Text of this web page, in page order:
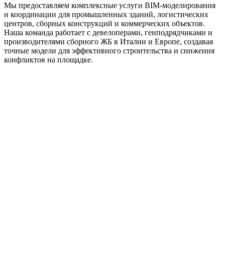
Мы предоставляем комплексные услуги BIM-моделирования
и координации для промышленных зданий, логистических
центров, сборных конструкций и коммерческих объектов.
Наша команда работает с девелоперами, генподрядчиками и
производителями сборного ЖБ в Италии и Европе, создавая
точные модели для эффективного строительства и снижения
конфликтов на площадке.